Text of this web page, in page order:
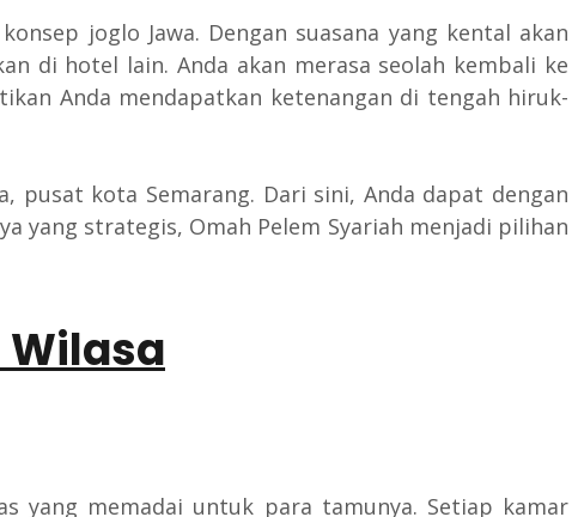
joglo Jawa. Dengan suasana yang kental akan
di hotel lain. Anda akan merasa seolah kembali ke
Anda mendapatkan ketenangan di tengah hiruk-
pusat kota Semarang. Dari sini, Anda dapat dengan
yang strategis, Omah Pelem Syariah menjadi pilihan
Wilasa
yang memadai untuk para tamunya. Setiap kamar